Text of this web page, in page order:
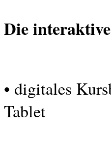
Die
• digitales
Tablet